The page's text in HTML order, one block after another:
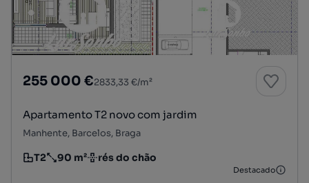
255 000 €2833,33 €/m²
Apartamento T2 novo com jardim
Manhente, Barcelos, Braga
Tipologia
T2
Preço por metro quadrado
90 m²
Andar rés do chão
Destacado